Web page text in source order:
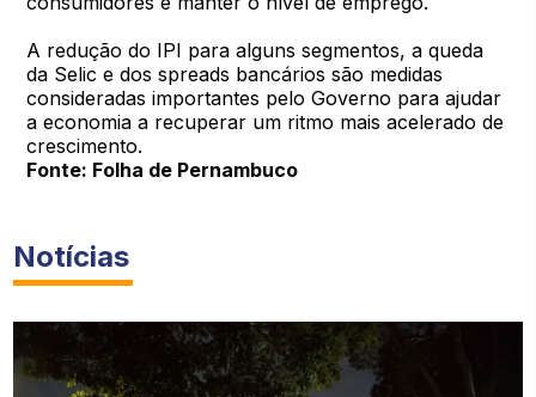
A redução do IPI para alguns segmentos, a queda
da Selic e dos spreads bancários são medidas
consideradas importantes pelo Governo para ajudar
a economia a recuperar um ritmo mais acelerado de
crescimento.
Fonte: Folha de Pernambuco
Notícias